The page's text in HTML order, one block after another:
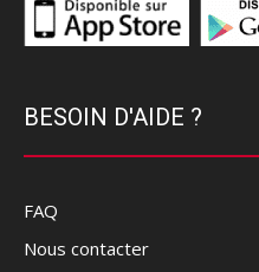
BESOIN D'AIDE ?
FAQ
Nous contacter